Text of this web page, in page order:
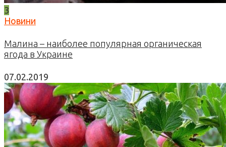
3
Новини
Малина – наиболее популярная органическая
ягода в Украине
07.02.2019